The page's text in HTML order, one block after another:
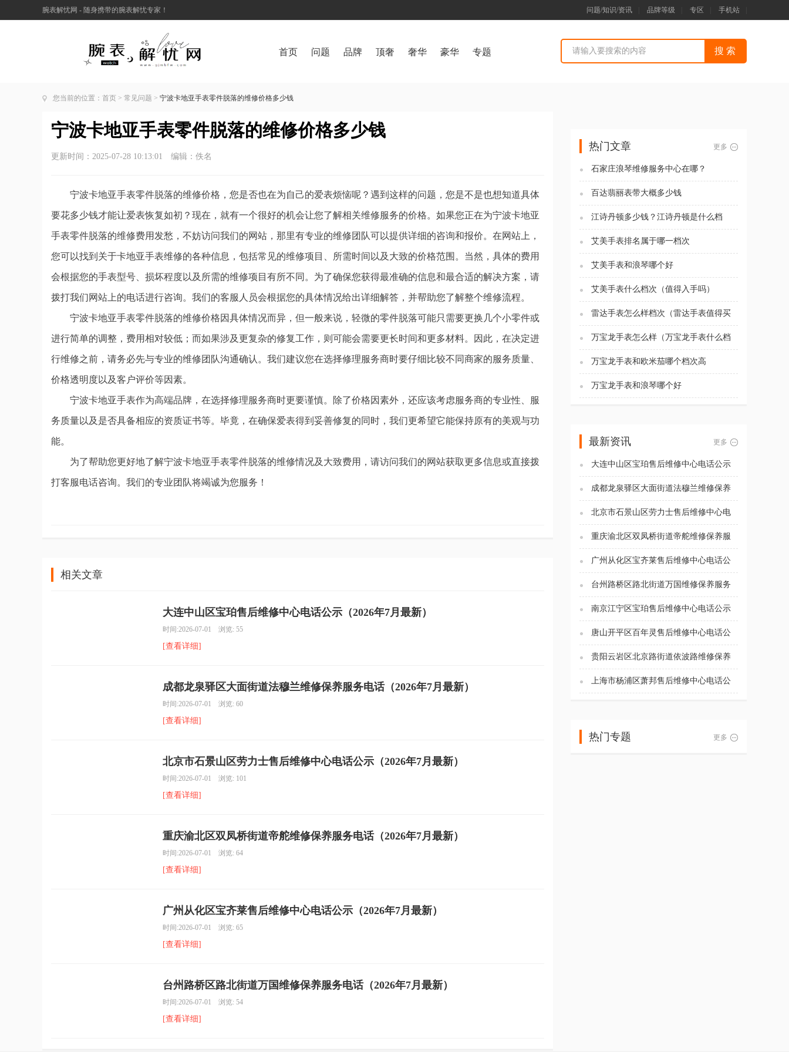
腕表解忧网 - 随身携带的腕表解忧专家！ 问题/知识/资讯 品牌等级 专区 手机站
首页 问题 品牌 顶奢 奢华 豪华 专题
您当前的位置： 首页 > 常见问题 > 宁波卡地亚手表零件脱落的维修价格多少钱
宁波卡地亚手表零件脱落的维修价格多少钱
更新时间：2025-07-28 10:13:01 编辑：佚名
宁波卡地亚手表零件脱落的维修价格，您是否也在为自己的爱表烦恼呢？遇到这样的问题，您是不是也想知道具体
要花多少钱才能让爱表恢复如初？现在，就有一个很好的机会让您了解相关维修服务的价格。如果您正在为宁波卡地亚
手表零件脱落的维修费用发愁，不妨访问我们的网站，那里有专业的维修团队可以提供详细的咨询和报价。在网站上，
您可以找到关于卡地亚手表维修的各种信息，包括常见的维修项目、所需时间以及大致的价格范围。当然，具体的费用
会根据您的手表型号、损坏程度以及所需的维修项目有所不同。为了确保您获得最准确的信息和最合适的解决方案，请
拨打我们网站上的电话进行咨询。我们的客服人员会根据您的具体情况给出详细解答，并帮助您了解整个维修流程。
宁波卡地亚手表零件脱落的维修价格因具体情况而异，但一般来说，轻微的零件脱落可能只需要更换几个小零件或
进行简单的调整，费用相对较低；而如果涉及更复杂的修复工作，则可能会需要更长时间和更多材料。因此，在决定进
行维修之前，请务必先与专业的维修团队沟通确认。我们建议您在选择修理服务商时要仔细比较不同商家的服务质量、
价格透明度以及客户评价等因素。
宁波卡地亚手表作为高端品牌，在选择修理服务商时更要谨慎。除了价格因素外，还应该考虑服务商的专业性、服
务质量以及是否具备相应的资质证书等。毕竟，在确保爱表得到妥善修复的同时，我们更希望它能保持原有的美观与功
能。
为了帮助您更好地了解宁波卡地亚手表零件脱落的维修情况及大致费用，请访问我们的网站获取更多信息或直接拨
打客服电话咨询。我们的专业团队将竭诚为您服务！
相关文章
大连中山区宝珀售后维修中心电话公示（2026年7月最新）
时间:2026-07-01 浏览: 55
[查看详细]
成都龙泉驿区大面街道法穆兰维修保养服务电话（2026年7月最新）
时间:2026-07-01 浏览: 60
[查看详细]
北京市石景山区劳力士售后维修中心电话公示（2026年7月最新）
时间:2026-07-01 浏览: 101
[查看详细]
重庆渝北区双凤桥街道帝舵维修保养服务电话（2026年7月最新）
时间:2026-07-01 浏览: 64
[查看详细]
广州从化区宝齐莱售后维修中心电话公示（2026年7月最新）
时间:2026-07-01 浏览: 65
[查看详细]
台州路桥区路北街道万国维修保养服务电话（2026年7月最新）
时间:2026-07-01 浏览: 54
[查看详细]
热门文章 更多
石家庄浪琴维修服务中心在哪？
百达翡丽表带大概多少钱
江诗丹顿多少钱？江诗丹顿是什么档
次？
艾美手表排名属于哪一档次
艾美手表和浪琴哪个好
艾美手表什么档次（值得入手吗）
雷达手表怎么样档次（雷达手表值得买
吗)
万宝龙手表怎么样（万宝龙手表什么档
次）
万宝龙手表和欧米茄哪个档次高
万宝龙手表和浪琴哪个好
最新资讯 更多
大连中山区宝珀售后维修中心电话公示
（2026年7月最新）
成都龙泉驿区大面街道法穆兰维修保养
服务电话（2026年7月最新）
北京市石景山区劳力士售后维修中心电
话公示（2026年7月最新）
重庆渝北区双凤桥街道帝舵维修保养服
务电话（2026年7月最新）
广州从化区宝齐莱售后维修中心电话公
示（2026年7月最新）
台州路桥区路北街道万国维修保养服务
电话（2026年7月最新）
南京江宁区宝珀售后维修中心电话公示
（2026年7月最新）
唐山开平区百年灵售后维修中心电话公
示（2026年7月最新）
贵阳云岩区北京路街道依波路维修保养
服务电话（2026年7月最新）
上海市杨浦区萧邦售后维修中心电话公
示（2026年7月最新）
热门专题 更多